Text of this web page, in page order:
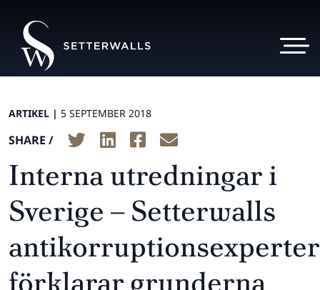
ARTIKEL | 5 SEPTEMBER 2018
SHARE /
Interna utredningar i
Sverige – Setterwalls
antikorruptionsexperter
förklarar grunderna